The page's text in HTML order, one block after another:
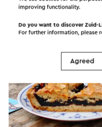
improving functionality.
Do you want to discover Zuid-
For further information, please
Agreed